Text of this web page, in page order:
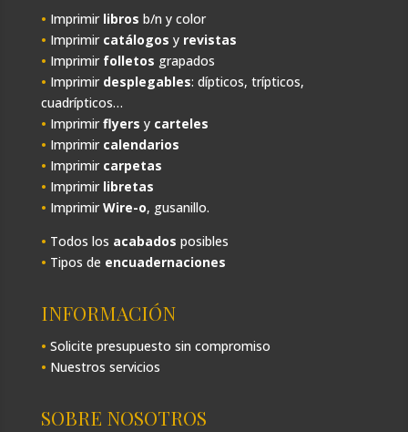
• Imprimir libros b/n y color
• Imprimir catálogos y revistas
• Imprimir folletos grapados
• Imprimir desplegables: dípticos, trípticos,
cuadrípticos…
• Imprimirflyers y carteles
• Imprimir calendarios
• Imprimir carpetas
• Imprimir libretas
• ImprimirWire-o, gusanillo.
• Todos los acabados posibles
• Tipos de encuadernaciones
INFORMACIÓN
• Solicite presupuesto sin compromiso
• Nuestros servicios
SOBRE NOSOTROS